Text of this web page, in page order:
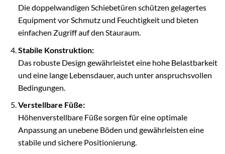
Die doppelwandigen Schiebetüren schützen gelagertes
Equipment vor Schmutz und Feuchtigkeit und bieten
einfachen Zugriff auf den Stauraum.
Stabile Konstruktion:
Das robuste Design gewährleistet eine hohe Belastbarkeit
und eine lange Lebensdauer, auch unter anspruchsvollen
Bedingungen.
Verstellbare Füße:
Höhenverstellbare Füße sorgen für eine optimale
Anpassung an unebene Böden und gewährleisten eine
stabile und sichere Positionierung.